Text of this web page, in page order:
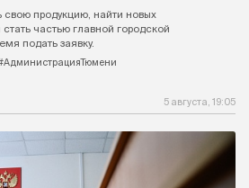
свою продукцию, найти новых
частью главной городской
подать заявку.
5 августа, 19:05